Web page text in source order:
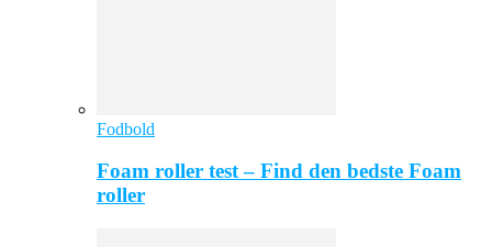
Fodbold
Foam roller test – Find den bedste Foam
roller